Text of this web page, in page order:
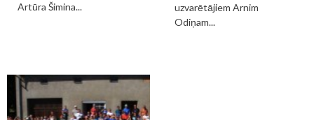
Artūra Šimina...
uzvarētājiem Arnim
Odiņam...